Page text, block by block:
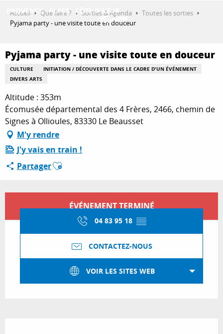
contenu
QUE FAIRE ?
SÉJOURNER
ESPACE PRO
Accueil Que faire ? Sorties & Agenda
Toutes les sorties
Pyjama party - une visite toute en douceur
Pyjama party - une visite toute en douceur
CULTURE
INITIATION / DÉCOUVERTE DANS LE CADRE D'UN ÉVÉNEMENT
DIVERS ARTS
Altitude : 353m
Écomusée départemental des 4 Frères, 2466, chemin de
Signes à Ollioules, 83330 Le Beausset
M'y rendre
J'y vais en train !
PartagerAjouter aux favoris
Ouverture et coordonnées
ÉVÉNEMENT TERMINÉ
04 83 95 18 ▒▒
CONTACTEZ-NOUS
VOIR LES SITES WEB